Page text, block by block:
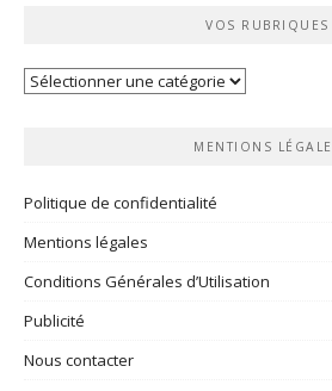
VOS RUBRIQUES
Vos
MENTIONS
Politique de confidentialité
Mentions légales
Conditions Générales d’Utilisation
Publicité
Nous contacter